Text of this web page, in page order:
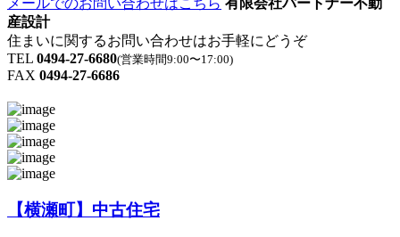
メールでのお問い合わせはこちら 有限会社パートナー不動
産設計
住まいに関するお問い合わせはお手軽にどうぞ
TEL 0494-27-6680(営業時間9:00〜17:00)
FAX 0494-27-6686
【横瀬町】中古住宅